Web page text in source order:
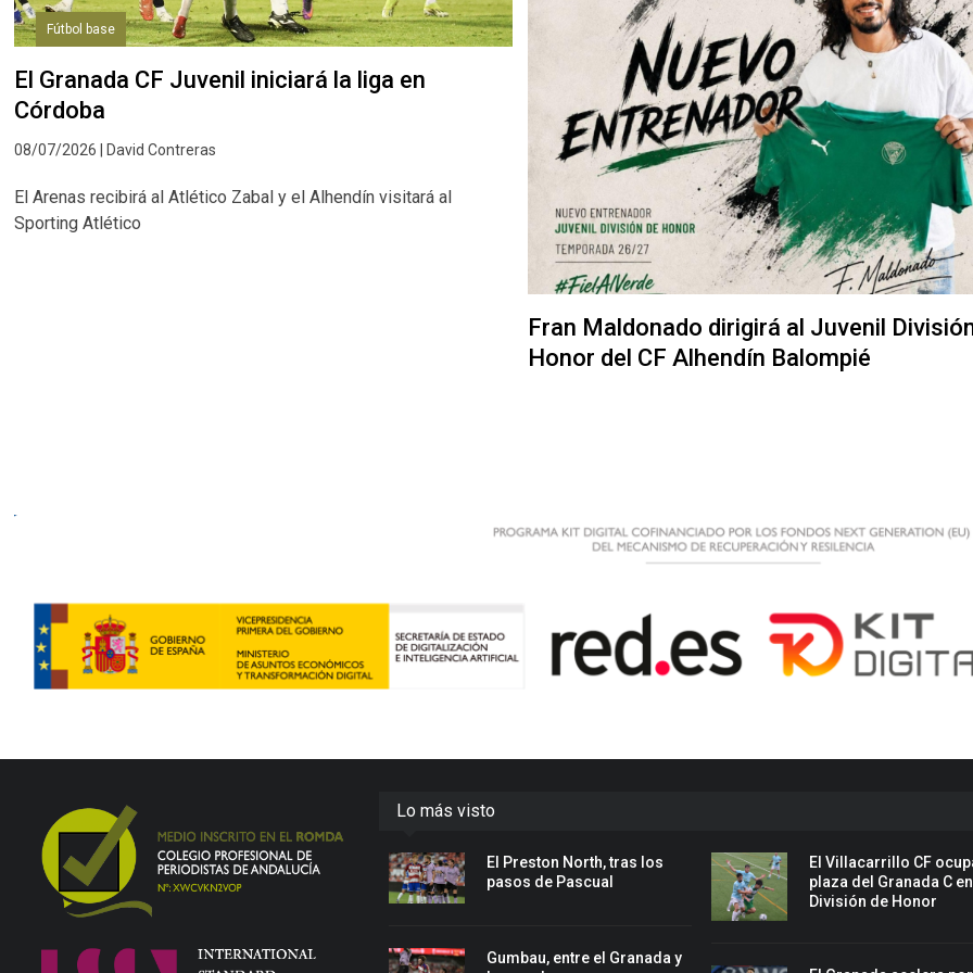
Fútbol base
El Granada CF Juvenil iniciará la liga en
Córdoba
08/07/2026 | David Contreras
El Arenas recibirá al Atlético Zabal y el Alhendín visitará al
Sporting Atlético
Fran Maldonado dirigirá al Juvenil
Honor del CF Alhendín Balompié
Lo más visto
El Preston North, tras los
pasos de Pascual
Gumbau, entre el Granada y
El Villacarrillo CF
plaza del Granada C en
División de Honor